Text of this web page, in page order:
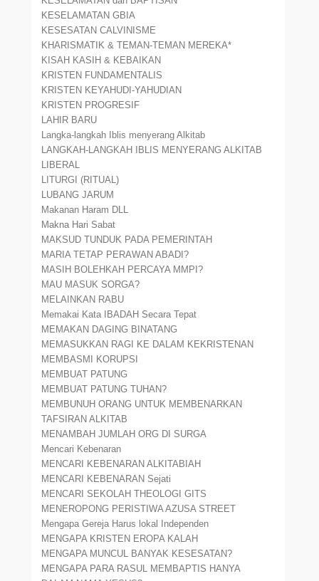
KESELAMATAN GBIA
KESESATAN CALVINISME
KHARISMATIK & TEMAN-TEMAN MEREKA*
KISAH KASIH & KEBAIKAN
KRISTEN FUNDAMENTALIS
KRISTEN KEYAHUDI-YAHUDIAN
KRISTEN PROGRESIF
LAHIR BARU
Langka-langkah Iblis menyerang Alkitab
LANGKAH-LANGKAH IBLIS MENYERANG ALKITAB
LIBERAL
LITURGI (RITUAL)
LUBANG JARUM
Makanan Haram DLL
Makna Hari Sabat
MAKSUD TUNDUK PADA PEMERINTAH
MARIA TETAP PERAWAN ABADI?
MASIH BOLEHKAH PERCAYA MMPI?
MAU MASUK SORGA?
MELAINKAN RABU
Memakai Kata IBADAH Secara Tepat
MEMAKAN DAGING BINATANG
MEMASUKKAN RAGI KE DALAM KEKRISTENAN
MEMBASMI KORUPSI
MEMBUAT PATUNG
MEMBUAT PATUNG TUHAN?
MEMBUNUH ORANG UNTUK MEMBENARKAN
TAFSIRAN ALKITAB
MENAMBAH JUMLAH ORG DI SURGA
Mencari Kebenaran
MENCARI KEBENARAN ALKITABIAH
MENCARI KEBENARAN Sejati
MENCARI SEKOLAH THEOLOGI GITS
MENEROPONG PERISTIWA AZUSA STREET
Mengapa Gereja Harus lokal Independen
MENGAPA KRISTEN EROPA KALAH
MENGAPA MUNCUL BANYAK KESESATAN?
MENGAPA PARA RASUL MEMBAPTIS HANYA